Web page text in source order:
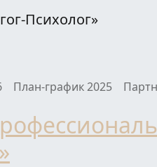
Психолог»
План-график 2025